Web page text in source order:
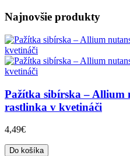
Najnovšie produkty
Pažítka sibírska – Allium
rastlinka v kvetináči
4,49€
Do košíka